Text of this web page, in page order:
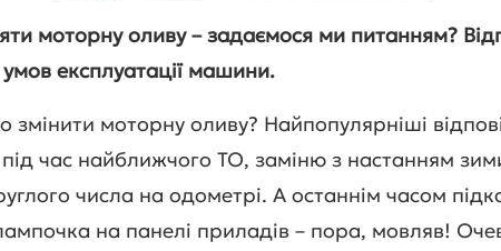
моторну оливу – задаємося ми питанням?
експлуатації машини.
змінити моторну оливу? Найпопулярніші
час найближчого ТО, заміню з настанням
числа на одометрі. А останнім часом
на панелі приладів – пора, мовляв!